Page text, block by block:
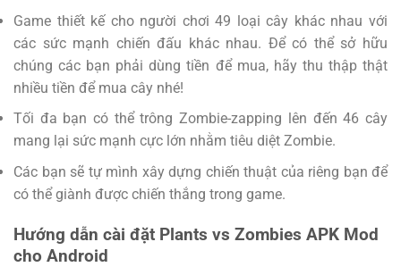
Game thiết kế cho người chơi 49 loại cây khác nhau với
các sức mạnh chiến đấu khác nhau. Để có thể sở hữu
chúng các bạn phải dùng tiền để mua, hãy thu thập thật
nhiều tiền để mua cây nhé!
Tối đa bạn có thể trông Zombie-zapping lên đến 46 cây
mang lại sức mạnh cực lớn nhằm tiêu diệt Zombie.
Các bạn sẽ tự mình xây dựng chiến thuật của riêng bạn để
có thể giành được chiến thắng trong game.
Hướng dẫn cài đặt Plants vs Zombies APK Mod
cho Android